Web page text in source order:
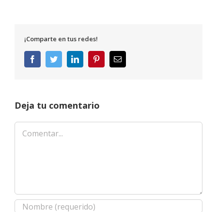
¡Comparte en tus redes!
FacebookTwitterLinkedInPinterestCorreo
electrónico
Deja tu comentario
Comentar